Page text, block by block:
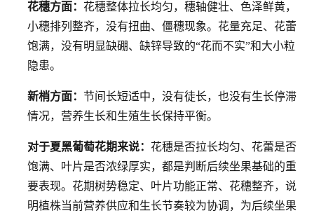
花穗方面： 花穗整体拉长均匀，穗轴健壮、色泽鲜黄，
小穗排列整齐，没有扭曲、僵穗现象。花量充足、花蕾
饱满，没有明显缺硼、缺锌导致的“花而不实”和大小粒
隐患。
新梢方面： 节间长短适中，没有徒长，也没有生长停滞
情况，营养生长和生殖生长保持平衡。
对于夏黑葡萄花期来说： 花穗是否拉长均匀、花蕾是否
饱满、叶片是否浓绿厚实，都是判断后续坐果基础的重
要表现。花期树势稳定、叶片功能正常、花穗整齐，说
明植株当前营养供应和生长节奏较为协调，为后续坐果